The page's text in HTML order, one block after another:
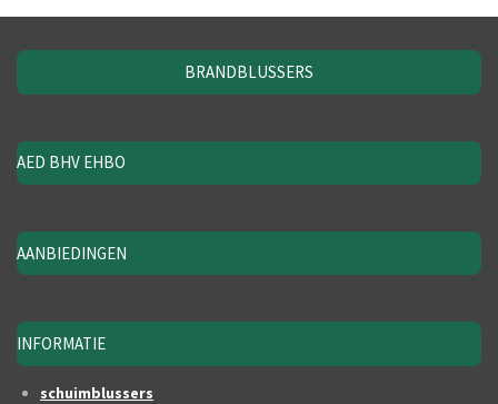
BRANDBLUSSERS
AED BHV EHBO
AANBIEDINGEN
INFORMATIE
schuimblussers